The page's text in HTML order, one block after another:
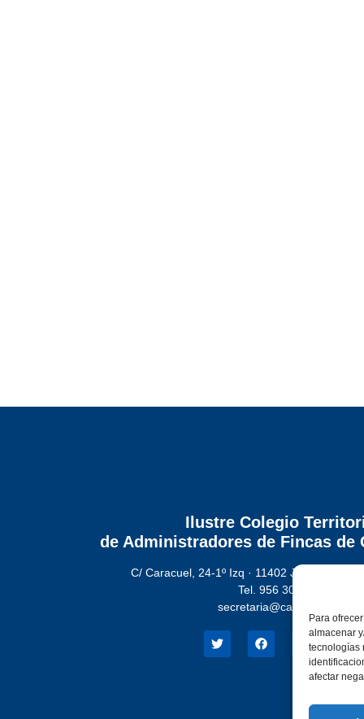
Para
almacenar
tecnologías
afectar
Ilustre Colegio
de Administradores de Fincas de
C/ Caracuel, 24-1º Izq · 11402 Jerez de la
Tel. 956 30 72 86
secretaria@cafcadiz.com